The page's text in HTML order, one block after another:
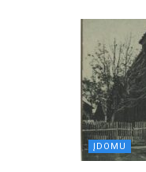
ĮDOMU